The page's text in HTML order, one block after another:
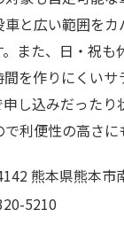
と広い範囲を
また、日・祝も
を作りにくい
し込みだった
利便性の高さに
熊本県熊本市
5210